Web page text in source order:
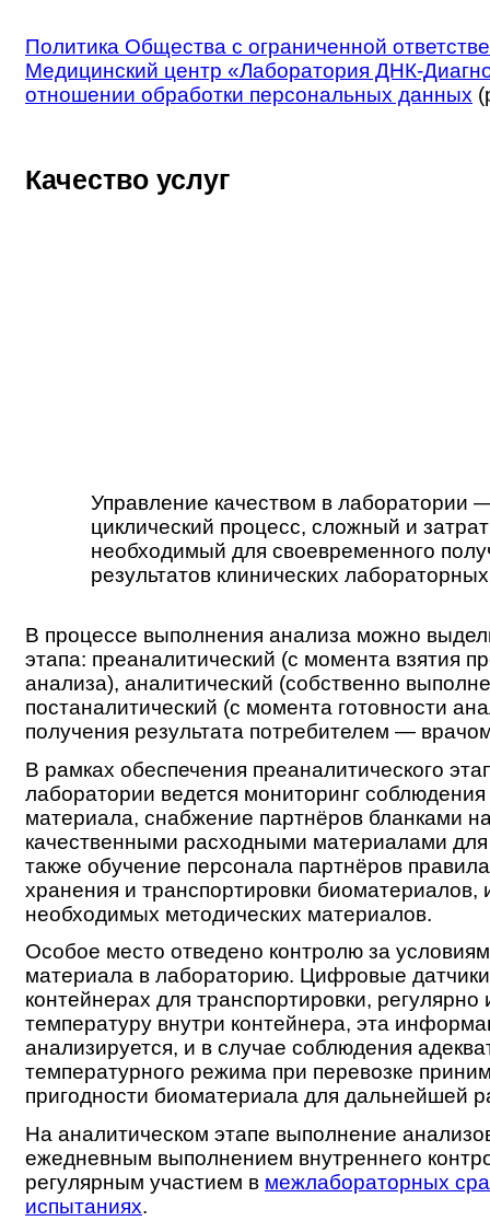
Политика Общества с ограниченной
Медицинский центр «Лаборатория ДНК-
отношении обработки персональных данных
Качество услуг
Управление качеством в лаборатории
циклический процесс, сложный и
необходимый для своевременного
результатов клинических
В процессе выполнения анализа можно
этапа: преаналитический (с момента взятия
анализа), аналитический (собственно
постаналитический (с момента готовности
получения результата потребителем —
В рамках обеспечения преаналитического
лаборатории ведется мониторинг соблюдения
материала, снабжение партнёров бланками
качественными расходными материалами для
также обучение персонала партнёров
хранения и транспортировки биоматериалов,
необходимых методических материалов.
Особое место отведено контролю за
материала в лабораторию. Цифровые
контейнерах для транспортировки, регулярно
температуру внутри контейнера, эта
анализируется, и в случае соблюдения
температурного режима при перевозке
пригодности биоматериала для дальнейшей
На аналитическом этапе выполнение
ежедневным выполнением внутреннего
регулярным участием в межлабораторных
испытаниях.